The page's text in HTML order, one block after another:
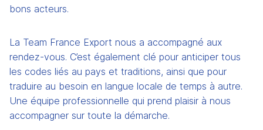
bons acteurs.
La Team France Export nous a accompagné aux
rendez-vous. C’est également clé pour anticiper tous
les codes liés au pays et traditions, ainsi que pour
traduire au besoin en langue locale de temps à autre.
Une équipe professionnelle qui prend plaisir à nous
accompagner sur toute la démarche.